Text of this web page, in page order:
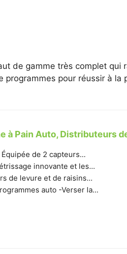
de gamme très complet
pour réussir à
à Pain Auto, Distributeurs
Équipée de 2 capteurs...
innovante et les...
de levure et de raisins...
auto -Verser la...